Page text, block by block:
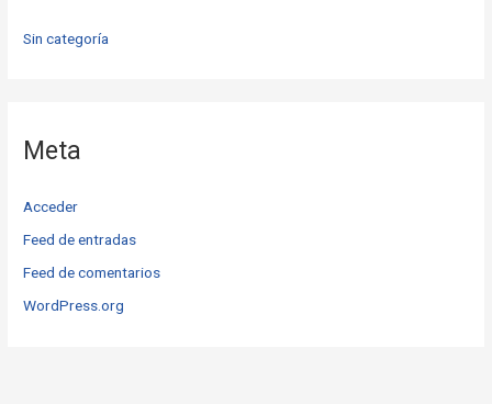
Sin categoría
Meta
Acceder
Feed de entradas
Feed de comentarios
WordPress.org